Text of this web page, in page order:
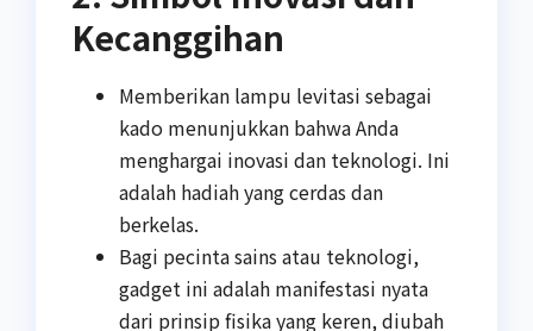
Kecanggihan
Memberikan lampu levitasi sebagai
kado menunjukkan bahwa Anda
menghargai inovasi dan teknologi. Ini
adalah hadiah yang cerdas dan
berkelas.
Bagi pecinta sains atau teknologi,
gadget ini adalah manifestasi nyata
dari prinsip fisika yang keren, diubah